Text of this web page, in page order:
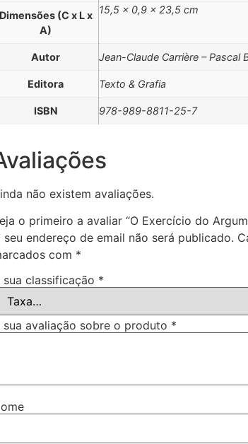
Dimensões (C x L x
A)
15,5 × 0,9 × 23,5 cm
Autor Jean-Claude Carrière – Pascal
Editora Texto & Grafia
ISBN 978-989-8811-25-7
não existem avaliações.
o primeiro a avaliar “O Exercício do
seu endereço de email não será publicado.
com *
sua classificação *
sua avaliação sobre o produto *